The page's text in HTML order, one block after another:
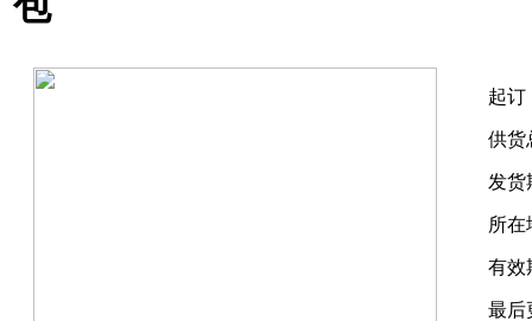
起订
供货
发货
所在
有效
最后